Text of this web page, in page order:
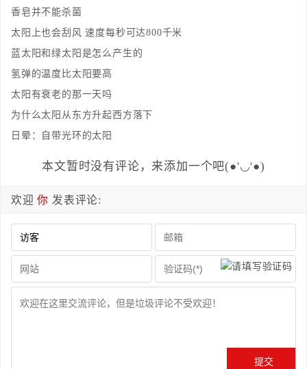
香皂并不能杀菌
太阳上也会刮风 速度每秒可达800千米
蓝太阳和绿太阳是怎么产生的
氢弹的温度比太阳要高
太阳有衰老的那一天吗
为什么太阳从东方升起西方落下
日晕：自带光环的太阳
本文暂时没有评论，来添加一个吧(●'◡'●)
欢迎你 发表评论: